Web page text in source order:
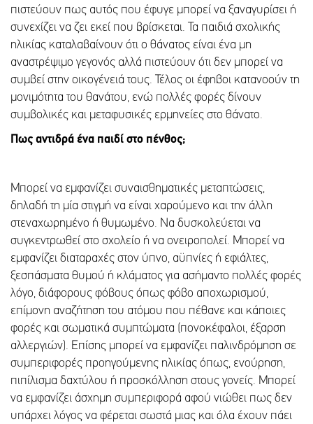
πιστεύουν πως αυτός που έφυγε μπορεί να ξαναγυρίσει ή
συνεχίζει να ζει εκεί που βρίσκεται. Τα παιδιά σχολικής
ηλικίας καταλαβαίνουν ότι ο θάνατος είναι ένα μη
αναστρέψιμο γεγονός αλλά πιστεύουν ότι δεν μπορεί να
συμβεί στην οικογένειά τους. Τέλος οι έφηβοι κατανοούν τη
μονιμότητα του θανάτου, ενώ πολλές φορές δίνουν
συμβολικές και μεταφυσικές ερμηνείες στο θάνατο.
Πως αντιδρά ένα παιδί στο πένθος;
Μπορεί να εμφανίζει συναισθηματικές μεταπτώσεις,
δηλαδή τη μία στιγμή να είναι χαρούμενο και την άλλη
στεναχωρημένο ή θυμωμένο. Να δυσκολεύεται να
συγκεντρωθεί στο σχολείο ή να ονειροπολεί. Μπορεί να
εμφανίζει διαταραχές στον ύπνο, αϋπνίες ή εφιάλτες,
ξεσπάσματα θυμού ή κλάματος για ασήμαντο πολλές φορές
λόγο, διάφορους φόβους όπως φόβο αποχωρισμού,
επίμονη αναζήτηση του ατόμου που πέθανε και κάποιες
φορές και σωματικά συμπτώματα (πονοκέφαλοι, έξαρση
αλλεργιών). Επίσης μπορεί να εμφανίζει παλινδρόμηση σε
συμπεριφορές προηγούμενης ηλικίας όπως, ενούρηση,
πιπίλισμα δαχτύλου ή προσκόλληση στους γονείς. Μπορεί
να εμφανίζει άσχημη συμπεριφορά αφού νιώθει πως δεν
υπάρχει λόγος να φέρεται σωστά μιας και όλα έχουν πάει